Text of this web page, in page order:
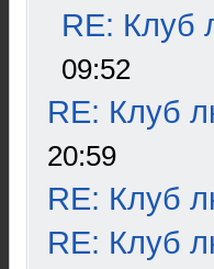
RE: Клуб
09:52
RE: Клуб
20:59
RE: Клуб
RE: Клуб